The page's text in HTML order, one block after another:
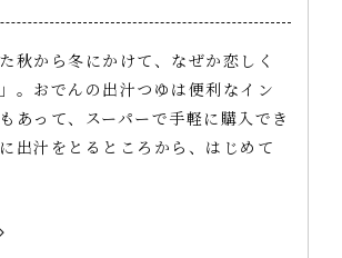
秋から冬にかけて、なぜか恋しく
。おでんの出汁つゆは便利なイン
あって、スーパーで手軽に購入でき
出汁をとるところから、はじめて